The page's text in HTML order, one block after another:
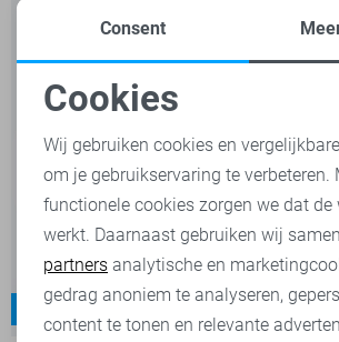
Loom Yoke
Noodzakelijke cookies
Personalisatie cookies
Analytische cookies
Marketing cookies
Consent
Cookies
Wij gebruiken cookies en
om je gebruikservaring te verbeteren.
functionele cookies zorgen we dat de
werkt. Daarnaast gebruiken wij
partners analytische en
gedrag anoniem te analyseren,
content te tonen en relevante